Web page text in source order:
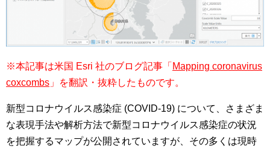
※本記事は米国 Esri 社のブログ記事「 Mapping coronavirus
coxcombs 」を翻訳・抜粋したものです。
新型コロナウイルス感染症 (COVID-19) について、さまざま
な表現手法や解析方法で新型コロナウイルス感染症の状況
を把握するマップが公開されていますが、その多くは現時